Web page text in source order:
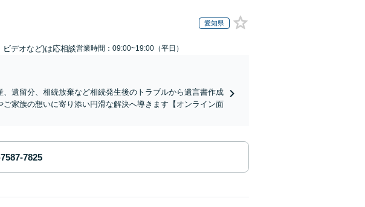
愛知県
デオなど)は応相談営業時間：09:00~19:00（平日）
遺留分、相続放棄など相続発生後のトラブルから遺言書作成
家族の想いに寄り添い円滑な解決へ導きます【オンライン面